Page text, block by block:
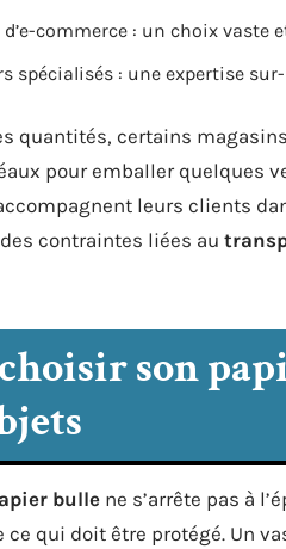
commerce : un choix vaste
spécialisés : une expertise
quantités, certains
pour emballer quelques
leurs clients
contraintes liées au
son
bulle ne s’arrête pas à
ce qui doit être protégé. Un